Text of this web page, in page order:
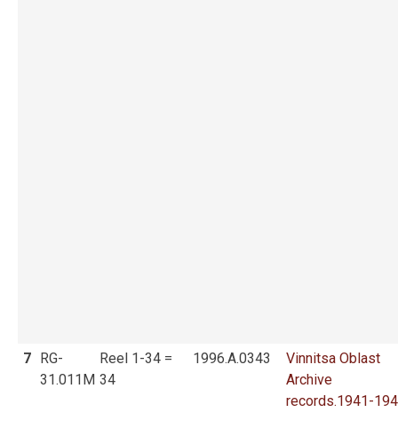
7
RG-
31.011M
Reel 1-34 =
34
1996.A.0343
Vinnitsa Oblast
Archive
records.1941-